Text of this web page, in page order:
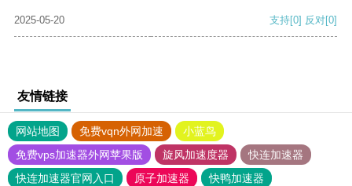
2025-05-20 支持[0] 反对[0]
友情链接
网站地图 免费vqn外网加速
小蓝鸟
免费vps加速器外网苹果版
旋风加速度器
快连加速器
快连加速器官网入口
原子加速器
快鸭加速器